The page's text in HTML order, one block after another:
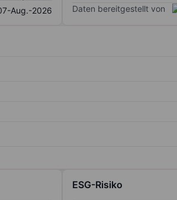
Aug.-2026 Daten bereitgestellt von
ESG-Risiko